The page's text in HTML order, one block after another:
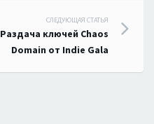
СЛЕДУЮЩАЯ СТАТЬЯ
Раздача ключей Chaos
Domain от Indie Gala